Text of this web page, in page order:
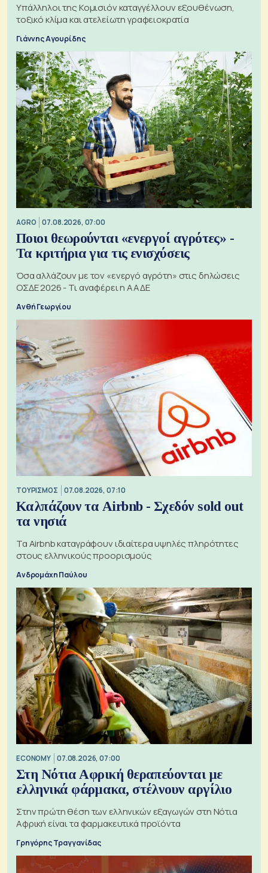
Υπάλληλοι της Κομισιόν καταγγέλλουν εξουθένωση,
τοξικό κλίμα και ατελείωτη γραφειοκρατία
Γιάννης Αγουρίδης
AGRO 07.08.2026, 07:00
Ποιοι θεωρούνται «ενεργοί αγρότες» -
Τα κριτήρια για τις ενισχύσεις
Όσα αλλάζουν με τον «ενεργό αγρότη» στις δηλώσεις
ΟΣΔΕ 2026 - Τι αναφέρει η ΑΑΔΕ
Ανθή Γεωργίου
ΤΟΥΡΙΣΜΟΣ 07.08.2026, 07:10
Καλπάζουν τα Airbnb - Σχεδόν sold out
τα νησιά
Τα Airbnb καταγράφουν ιδιαίτερα υψηλές πληρότητες
στους ελληνικούς προορισμούς
Ανδρομάχη Παύλου
ECONOMY 07.08.2026, 07:00
Στη Νότια Αφρική θεραπεύονται με
ελληνικά φάρμακα, στέλνουν αργίλιο
Στην πρώτη θέση των ελληνικών εξαγωγών στη Νότια
Αφρική είναι τα φαρμακευτικά προϊόντα
Γρηγόρης Τραγγανίδας